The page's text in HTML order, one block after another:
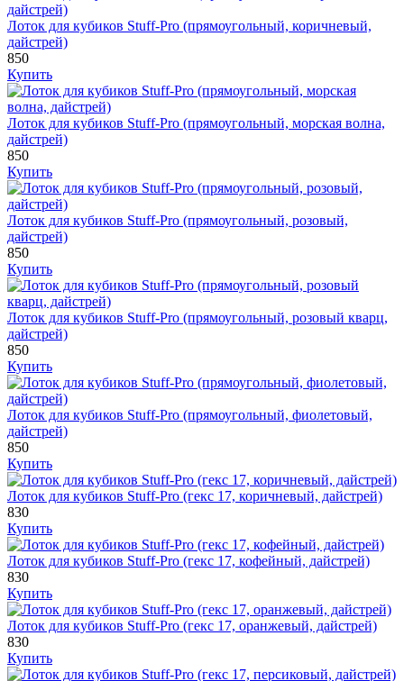
Лоток для кубиков Stuff-Pro (прямоугольный, коричневый,
дайстрей)
850
Купить
Лоток для кубиков Stuff-Pro (прямоугольный, морская волна,
дайстрей)
850
Купить
Лоток для кубиков Stuff-Pro (прямоугольный, розовый,
дайстрей)
850
Купить
Лоток для кубиков Stuff-Pro (прямоугольный, розовый кварц,
дайстрей)
850
Купить
Лоток для кубиков Stuff-Pro (прямоугольный, фиолетовый,
дайстрей)
850
Купить
Лоток для кубиков Stuff-Pro (гекс 17, коричневый, дайстрей)
830
Купить
Лоток для кубиков Stuff-Pro (гекс 17, кофейный, дайстрей)
830
Купить
Лоток для кубиков Stuff-Pro (гекс 17, оранжевый, дайстрей)
830
Купить